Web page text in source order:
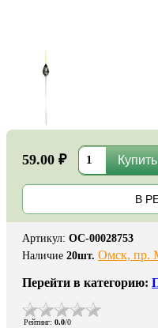
59.00 ₽
В
Артикул: ОС-00028753
Наличие 20шт. Омск, пр.
Перейти в категорию:
Рейтинг: 0.0/0